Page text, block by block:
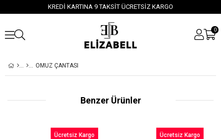
KREDİ KARTINA 9 TAKSİT ÜCRETSİZ KARGO
0
OMUZ ÇANTASI
Benzer Ürünler
Ücretsiz Kargo Ücretsiz Kargo